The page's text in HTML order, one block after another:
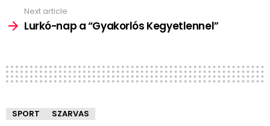
Next article
Lurkó-nap a “Gyakorlós Kegyetlennel”
SPORT SZARVAS